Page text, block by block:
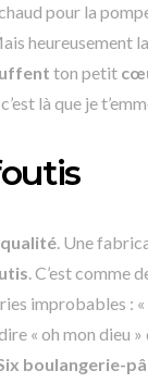
pour la
heureusement
ton petit
là que je
qualité. Une
. C’est comme
improbables : «
« oh mon dieu
boulangerie-